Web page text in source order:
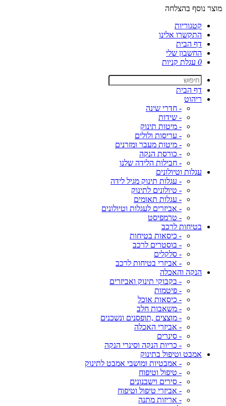
מוצר נוסף בהצלחה
קטגוריות
התקשרו אלינו
דף הבית
החשבון שלי
0 עגלת קניות
דף הבית
ריהוט
- חדרי שינה
- שידות
- מיטות תינוק
- עריסות ולולים
- מיטות מעבר ומזרנים
- כורסת הנקה
- חבילות הלידה שלנו
עגלות וטיולונים
- עגלות תינוק מגיל לידה
- טיולונים לתינוק
- עגלות תאומים
- אביזרים לעגלות וטיולונים
- טרמפיסט
בטיחות לרכב
- כיסאות בטיחות
- בוסטרים לרכב
- סלקלים
- אביזרי בטיחות לרכב
הנקה והאכלה
- בקבוקי תינוק ואביזרים
- פיטמות
- כיסאות אוכל
- משאבות חלב
- מוצצים ,תופסנים ונשכנים
- אביזרי האכלה
- סינרים
- כריות הנקה וסינרי הנקה
אמבט וטיפול בתינוק
- אמבטיות ומושבי אמבט לתינוק
- טיפול וטיפוח
- סירים וישבנונים
- אביזרי טיפול וטיפוח
- אריזות מתנה